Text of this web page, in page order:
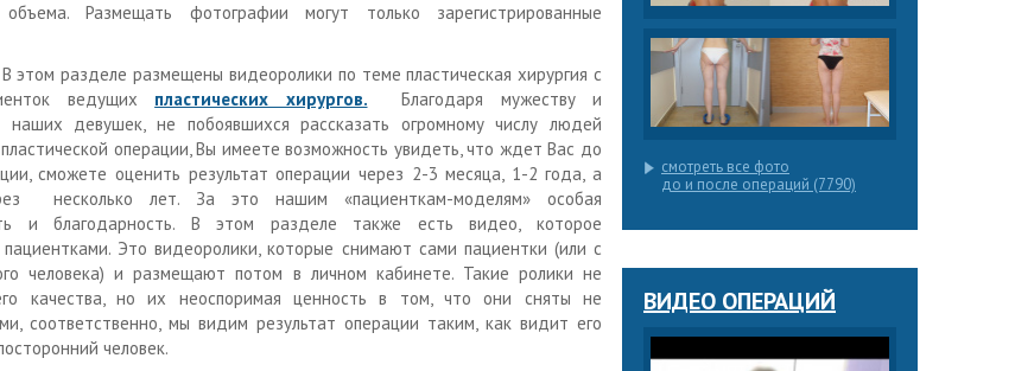
Размещать фотографии могут только зарегистрированные
В этом разделе размещены видеоролики по теме пластическая хирургия с
ведущих пластических хирургов. Благодаря мужеству и
наших девушек, не побоявшихся рассказать огромному числу людей
операции, Вы имеете возможность увидеть, что ждет Вас до
сможете оценить результат операции через 2-3 месяца, 1-2 года, а
несколько лет. За это нашим «пациенткам-моделям» особая
и благодарность. В этом разделе также есть видео, которое
пациентками. Это видеоролики, которые снимают сами пациентки (или с
человека) и размещают потом в личном кабинете. Такие ролики не
качества, но их неоспоримая ценность в том, что они сняты не
соответственно, мы видим результат операции таким, как видит его
человек.
смотреть все фото
до и после операций (7790)
ВИДЕО ОПЕРАЦИЙ